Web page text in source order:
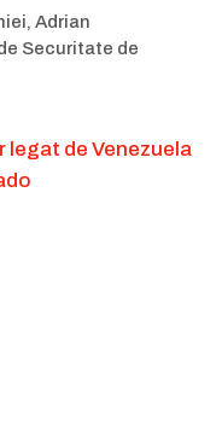
Adrian
Securitate de